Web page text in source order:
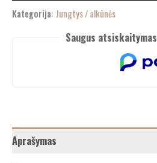
Kategorija: Jungtys / alkūnės
Saugus
Aprašymas